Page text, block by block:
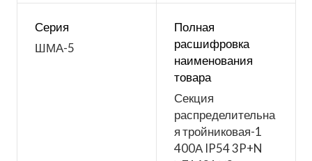
Серия
ШМА-5
Полная
расшифровка
наименования
товара
Секция
распределительна
я тройниковая-1
400А IP54 3P+N